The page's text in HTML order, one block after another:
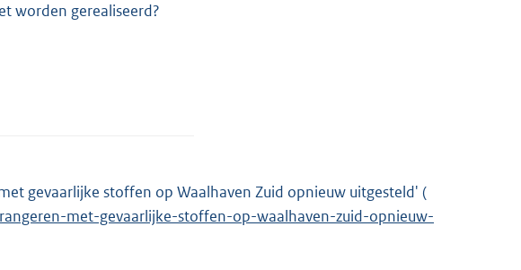
worden gerealiseerd?
gevaarlijke stoffen op Waalhaven Zuid opnieuw uitgesteld' (
x
met-gevaarlijke-stoffen-op-waalhaven-zuid-opnieuw-